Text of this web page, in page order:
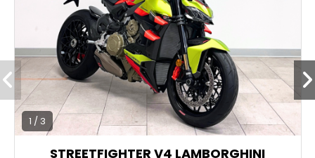
1 / 3
STREETFIGHTER V4 LAMBORGHINI